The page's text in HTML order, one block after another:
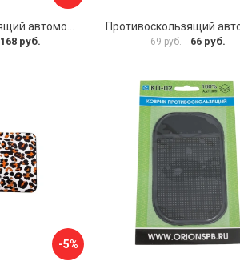
168 руб. 69 руб. 66 руб.
-5%